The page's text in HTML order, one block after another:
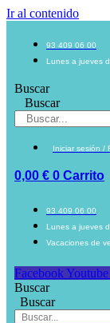
Ir al contenido
93 409 06 00
Lunes a jueves
Buscar
Buscar
Iniciar sesión /
0,00 € 0 Carrito
93 409 06 00
Lunes a jueves
Vacaciones de
Facebook Youtube
Buscar
Buscar